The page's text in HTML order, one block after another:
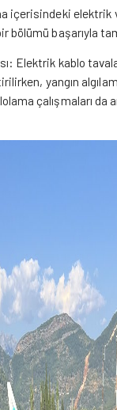
içerisindeki elektrik
bölümü başarıyla
Elektrik kablo
yangın
çalışmaları da